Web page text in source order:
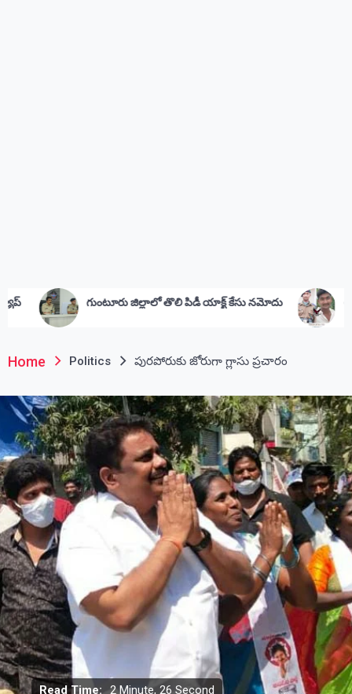
జిల్లాలో తొలి పిడీ యాక్ట్ కేసు నమోదు అమర జవాన్‌కు సీఎం జగన్
Home Politics పురపోరుకు జోరుగా గ్లాసు ప్రచారం
Read Time: 2 Minute, 26 Second